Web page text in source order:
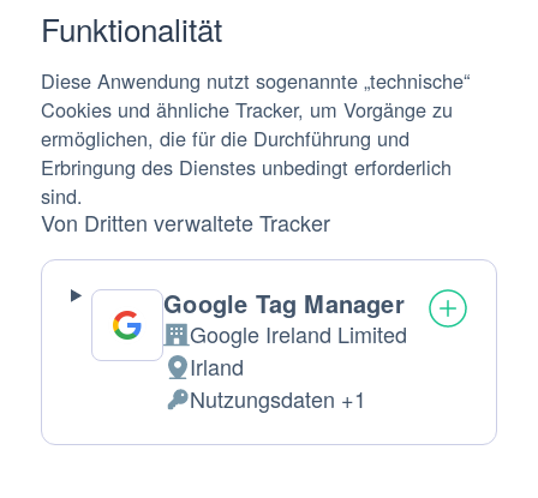
Funktionalität
Diese Anwendung nutzt sogenannte „technische“
Cookies und ähnliche Tracker, um Vorgänge zu
ermöglichen, die für die Durchführung und
Erbringung des Dienstes unbedingt erforderlich
sind.
Von Dritten verwaltete Tracker
Google Tag Manager
Firma:
Google Ireland Limited
Verarbeitungsort:
Irland
Verarbeitete
personenbezogene
Nutzungsdaten +1